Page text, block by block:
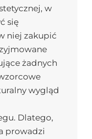
w
się
niej zakupić
żadnych
wygląd
Dlatego,
prowadzi